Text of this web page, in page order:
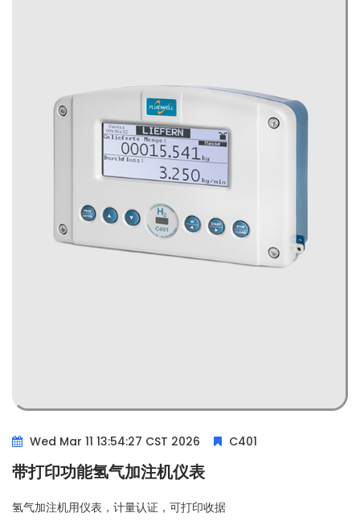
Wed Mar 11 13:54:27 CST 2026 C401
带打印功能氢气加注机仪表
氢气加注机用仪表，计量认证，可打印收据